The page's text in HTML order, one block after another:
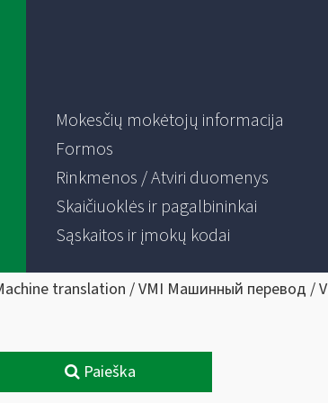
Mokesčių mokėtojų informacija
Formos
Rinkmenos / Atviri duomenys
Skaičiuoklės ir pagalbininkai
Sąskaitos ir įmokų kodai
translation / VMI Машинный перевод /
Paieška